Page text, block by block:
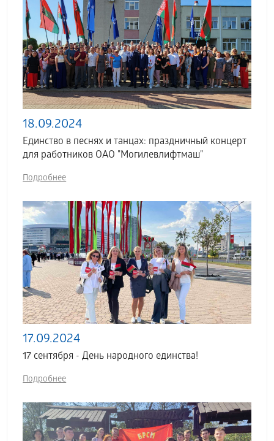
18.09.2024
Единство в песнях и танцах: праздничный концерт
для работников ОАО "Могилевлифтмаш"
Подробнее
17.09.2024
17 сентября - День народного единства!
Подробнее